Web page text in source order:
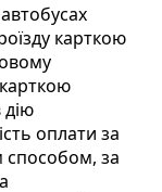
карткою
дію
оплати за
способом, за